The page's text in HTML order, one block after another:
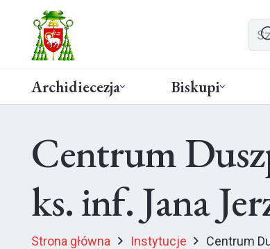
Archidiecezja Biskupi
Centrum
ks. inf. Jana
Strona główna Instytucje Centrum